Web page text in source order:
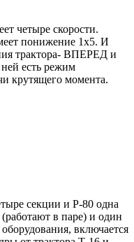
четыре скорости.
понижение 1х5. И
трактора- ВПЕРЕД и
есть режим
крутящего момента.
секции и Р-80 одна
в паре) и один
включается